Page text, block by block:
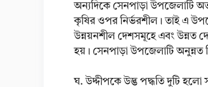
অন্যদিকে সেনপাড়া উপজেলাটি
কৃষির ওপর নির্ভরশীল। তাই এ
উন্নয়নশীল দেশসমূহে এবং উন্নত
হয়। সেনপাড়া উপজেলাটি অনুন্নত
ঘ. উদ্দীপকে উদ্ভ পদ্ধতি দুটি হলো